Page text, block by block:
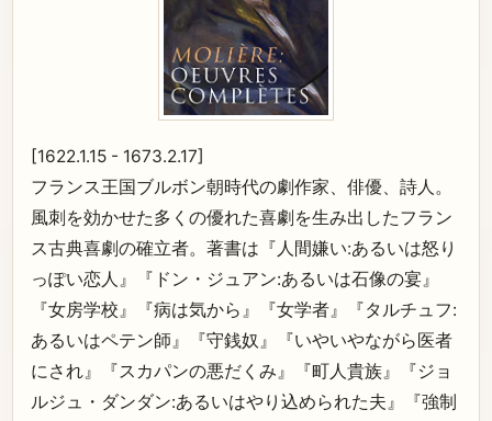
[1622.1.15 - 1673.2.17]
フランス王国ブルボン朝時代の劇作家、俳優、詩人。
風刺を効かせた多くの優れた喜劇を生み出したフラン
ス古典喜劇の確立者。著書は『人間嫌い:あるいは怒り
っぽい恋人』『ドン・ジュアン:あるいは石像の宴』
『女房学校』『病は気から』『女学者』『タルチュフ:
あるいはペテン師』『守銭奴』『いやいやながら医者
にされ』『スカパンの悪だくみ』『町人貴族』『ジョ
ルジュ・ダンダン:あるいはやり込められた夫』『強制